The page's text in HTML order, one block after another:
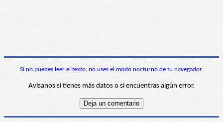
Si no puedes leer el texto, no uses el modo nocturno de tu navegador.
Avísanos si tienes más datos o si encuentras algún error.